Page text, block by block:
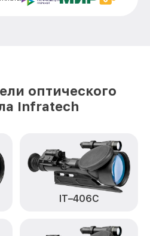
IT-404H
404H Infratech от 590₽
Infratech от 650₽
Infratech от 590₽
Infratech от 1000₽
оптического
Infratech
IT–406С